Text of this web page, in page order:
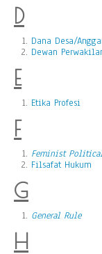
D
Dana Desa/
Dewan
E
Etika Profesi
F
Feminist
Filsafat Hukum
G
General Rule
H